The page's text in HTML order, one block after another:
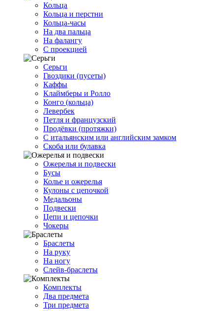
Кольца
Кольца и перстни
Кольца-часы
На два пальца
На фалангу
С проекцией
Серьги
Гвоздики (пусеты)
Каффы
Клаймберы и Ролло
Конго (кольца)
Левербек
Петля и французский
Продёвки (протяжки)
С итальянским или английским замком
Скоба или булавка
Ожерелья и подвески
Бусы
Колье и ожерелья
Кулоны с цепочкой
Медальоны
Подвески
Цепи и цепочки
Чокеры
Браслеты
На руку
На ногу
Слейв-браслеты
Комплекты
Два предмета
Три предмета